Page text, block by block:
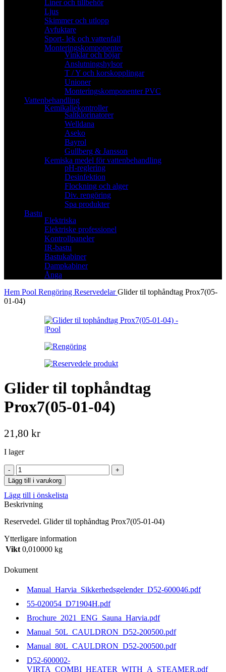
Liner och tillbehör
Ljus
Skimmer och utlopp
Avfuktare
Sport- lek och vattenfall
Monteringskomponenter
Vinklar och böjar
Anslutningshylsor
T / Y och korskopplingar
Unioner
Monteringskomponenter PVC
Vattenbehandling
Kemikaliekontroller
Saltklorinatorer
Welldana
Aseko
Bayrol
Gullberg & Jansson
Kemiska medel för vattenbehandling
pH-reglering
Desinfektion
Flockning och alger
Div. rengöring
Spa produkter
Bastu
Elektriska
Elektriske professionel
Kontrollpaneler
IR-bastu
Bastukabiner
Dampkabiner
Ånga
Hem Pool Rengöring ReservedelarGlider til tophåndtag Prox7(05-
01-04)
Glider til tophåndtag
Prox7(05-01-04)
21,80 kr
I lager
Glider
til
tophåndtag
Prox7(05-
01-
mängd
Lägg till i varukorg
Lägg till i önskelista
Beskrivning
Reservedel. Glider til tophåndtag Prox7(05-01-04)
Ytterligare information
Vikt 0,010000 kg
Dokument
Manual_Harvia_Sikkerhedsgelender_D52-600046.pdf
55-020054_D71904H.pdf
Brochure_2021_ENG_Sauna_Harvia.pdf
Manual_50L_CAULDRON_D52-200500.pdf
Manual_80L_CAULDRON_D52-200500.pdf
D52-600002-
VIRTA_COMBI_HEATER_WITH_A_STEAMER.pdf